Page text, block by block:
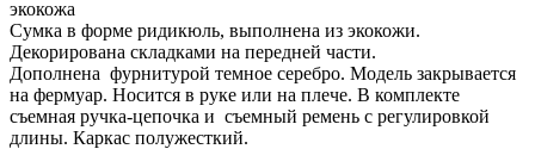
экокожа
Сумка в форме ридикюль, выполнена из экокожи.
Декорирована складками на передней части.
Дополнена фурнитурой темное серебро. Модель закрывается
на фермуар. Носится в руке или на плече. В комплекте
съемная ручка-цепочка и съемный ремень с регулировкой
длины. Каркас полужесткий.